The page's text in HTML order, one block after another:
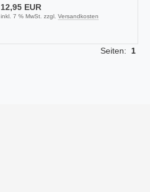
12,95 EUR
inkl. 7 % MwSt. zzgl. Versandkosten
Seiten: 1